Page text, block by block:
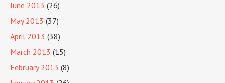
June 2013 (26)
May 2013 (37)
April 2013 (38)
March 2013 (15)
February 2013 (8)